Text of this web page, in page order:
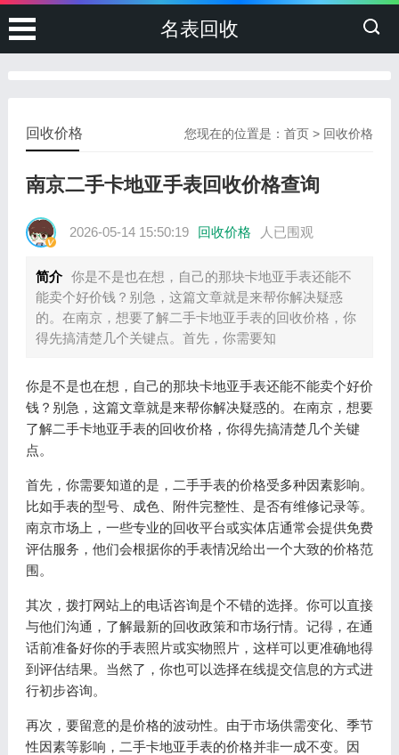
名表回收
您现在的位置是：首页 > 回收价格
回收价格
南京二手卡地亚手表回收价格查询
2026-05-14 15:50:19 回收价格 人已围观
简介 你是不是也在想，自己的那块卡地亚手表还能不
能卖个好价钱？别急，这篇文章就是来帮你解决疑惑
的。在南京，想要了解二手卡地亚手表的回收价格，你
得先搞清楚几个关键点。首先，你需要知
你是不是也在想，自己的那块卡地亚手表还能不能卖个好价
钱？别急，这篇文章就是来帮你解决疑惑的。在南京，想要
了解二手卡地亚手表的回收价格，你得先搞清楚几个关键
点。
首先，你需要知道的是，二手手表的价格受多种因素影响。
比如手表的型号、成色、附件完整性、是否有维修记录等。
南京市场上，一些专业的回收平台或实体店通常会提供免费
评估服务，他们会根据你的手表情况给出一个大致的价格范
围。
其次，拨打网站上的电话咨询是个不错的选择。你可以直接
与他们沟通，了解最新的回收政策和市场行情。记得，在通
话前准备好你的手表照片或实物照片，这样可以更准确地得
到评估结果。当然了，你也可以选择在线提交信息的方式进
行初步咨询。
再次，要留意的是价格的波动性。由于市场供需变化、季节
性因素等影响，二手卡地亚手表的价格并非一成不变。因